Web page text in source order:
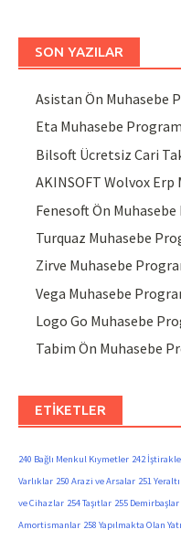
SON YAZILAR
Asistan Ön Muhasebe
Eta Muhasebe
Bilsoft Ücretsiz Cari
AKINSOFT Wolvox Erp
Fenesoft Ön Muhasebe
Turquaz Muhasebe
Zirve Muhasebe
Vega Muhasebe
Logo Go Muhasebe
Tabim Ön Muhasebe
ETIKETLER
240 Bağlı Menkul Kıymetler 242
Varlıklar 250 Arazi ve Arsalar 251
ve Cihazlar 254 Taşıtlar 255 Demirbaşlar
Amortismanlar 258 Yapılmakta Olan